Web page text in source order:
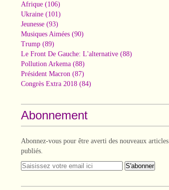
Afrique (106)
Ukraine (101)
Jeunesse (93)
Musiques Aimées (90)
Trump (89)
Le Front De Gauche: L'alternative (88)
Pollution Arkema (88)
Président Macron (87)
Congrès Extra 2018 (84)
Abonnement
Abonnez-vous pour être averti des nouveaux articles
publiés.